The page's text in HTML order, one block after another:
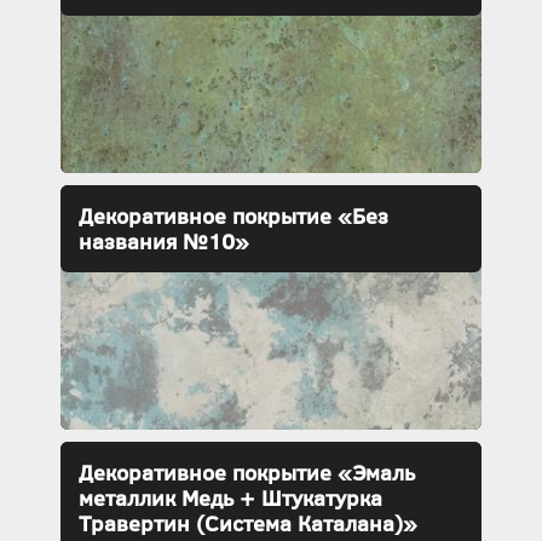
Декоративное покрытие «Без
названия №10»
Декоративное покрытие «Эмаль
металлик Медь + Штукатурка
Травертин (Система Каталана)»